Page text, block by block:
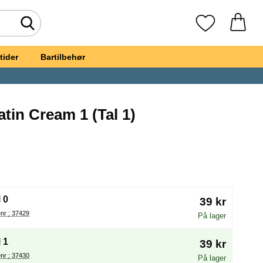
Foretag søgning Mine favoritter
Bartilbehør
Cream 1 (Tal 1)
af en ny radioknap vil genindlæse siden)
0
Varenr : 37429
39 kr
På lager
1
Varenr : 37430
39 kr
På lager